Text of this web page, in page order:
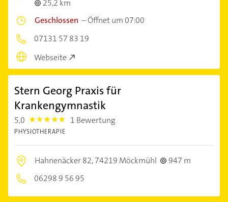
25,2 km
Geschlossen –Öffnet um 07:00
07131 57 83 19
Webseite
Stern Georg Praxis für
Krankengymnastik
5,0 5.0 1 Bewertung
PHYSIOTHERAPIE
Hahnenäcker 82,74219 Möckmühl
947 m
06298 9 56 95